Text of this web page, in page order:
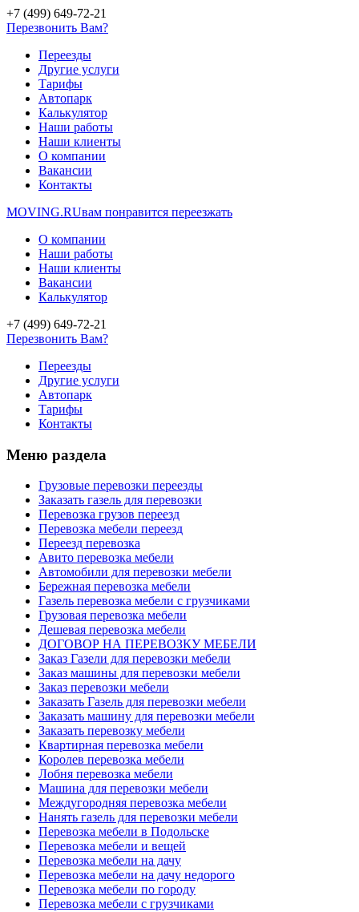
+7 (499) 649-72-21
Перезвонить Вам?
Переезды
Другие услуги
Тарифы
Автопарк
Калькулятор
Наши работы
Наши клиенты
О компании
Вакансии
Контакты
MOVING.RUвам понравится переезжать
О компании
Наши работы
Наши клиенты
Вакансии
Калькулятор
+7 (499) 649-72-21
Перезвонить Вам?
Переезды
Другие услуги
Автопарк
Тарифы
Контакты
Меню раздела
Грузовые перевозки переезды
Заказать газель для перевозки
Перевозка грузов переезд
Перевозка мебели переезд
Переезд перевозка
Авито перевозка мебели
Автомобили для перевозки мебели
Бережная перевозка мебели
Газель перевозка мебели с грузчиками
Грузовая перевозка мебели
Дешевая перевозка мебели
ДОГОВОР НА ПЕРЕВОЗКУ МЕБЕЛИ
Заказ Газели для перевозки мебели
Заказ машины для перевозки мебели
Заказ перевозки мебели
Заказать Газель для перевозки мебели
Заказать машину для перевозки мебели
Заказать перевозку мебели
Квартирная перевозка мебели
Королев перевозка мебели
Лобня перевозка мебели
Машина для перевозки мебели
Междугородняя перевозка мебели
Нанять газель для перевозки мебели
Перевозка мебели в Подольске
Перевозка мебели и вещей
Перевозка мебели на дачу
Перевозка мебели на дачу недорого
Перевозка мебели по городу
Перевозка мебели с грузчиками